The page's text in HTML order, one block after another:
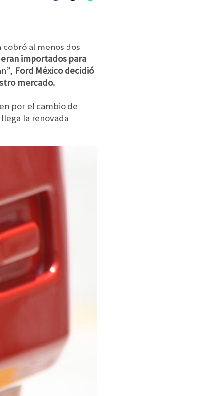
al menos dos
importados para
Ford México decidió
mercado.
por el cambio de
la renovada